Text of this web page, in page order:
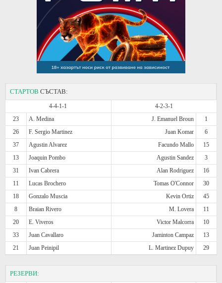
СТАРТОВ СЪСТАВ:
4-4-1-1
4-2-3-1
23
A. Medina J. Emanuel Broun
1
26
F. Sergio Martinez Juan Komar
6
37
Agustin Alvarez Facundo Mallo
15
13
Joaquin Pombo Agustin Sandez
3
31
Ivan Cabrera Alan Rodriguez
16
11
Lucas Brochero Tomas O'Connor
30
18
Gonzalo Muscia Kevin Ortiz
45
8
Braian Rivero M. Lovera
11
20
E. Viveros Victor Malcorra
10
33
Juan Cavallaro Jaminton Campaz
13
21
Juan Peinipil L. Martinez Dupuy 29
РЕЗЕРВИ: